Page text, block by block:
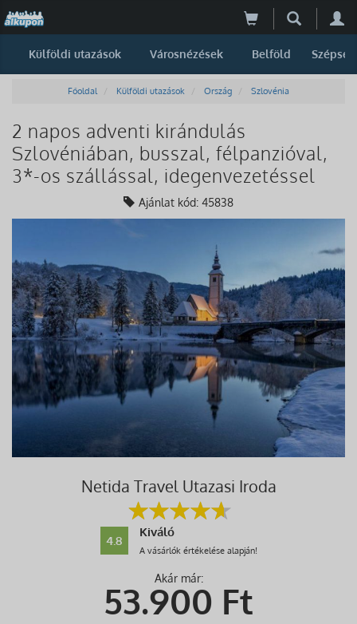
Külföldi utazások Városnézések Belföld Szépség
Főoldal Külföldi utazások Ország Szlovénia
2 napos adventi kirándulás
Szlovéniában, busszal, félpanzióval,
3*-os szállással, idegenvezetéssel
Ajánlat kód: 45838
Netida Travel Utazasi Iroda
4.8
Kiváló
A vásárlók értékelése alapján!
Akár már:
53.900 Ft